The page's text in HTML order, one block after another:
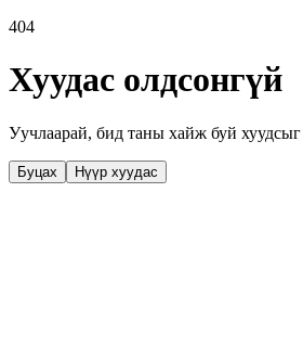
404
Хуудас олдсонгүй
Уучлаарай, бид таны хайж буй
Буцах Нүүр хуудас